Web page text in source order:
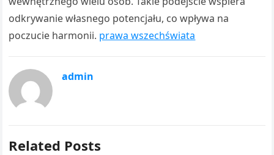
odkrywanie własnego potencjału, co wpływa na
poczucie harmonii. prawa wszechświata
admin
Related Posts